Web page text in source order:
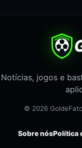
Notícias, jogos e
© 2026
Sobre nósPolítica